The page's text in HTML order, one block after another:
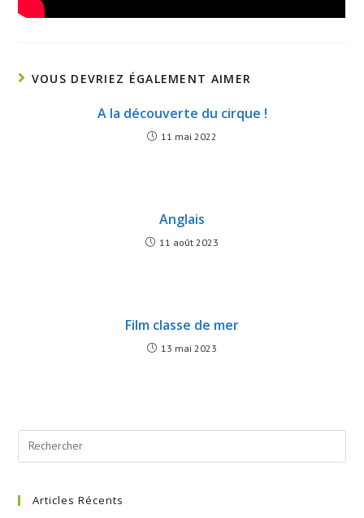
VOUS DEVRIEZ ÉGALEMENT AIMER
A la découverte du cirque !
11 mai 2022
Anglais
11 août 2023
Film classe de mer
13 mai 2023
Search
this
Articles Récents